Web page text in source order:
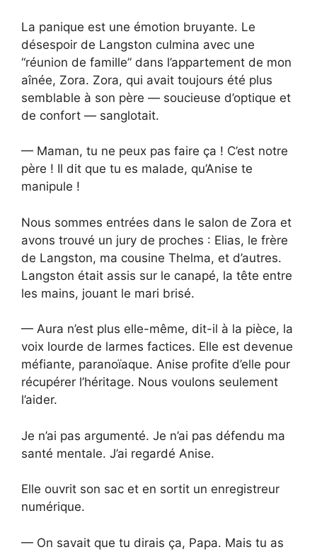
La panique est une émotion bruyante. Le
désespoir de Langston culmina avec une
“réunion de famille” dans l’appartement de mon
aînée, Zora. Zora, qui avait toujours été plus
semblable à son père — soucieuse d’optique et
de confort — sanglotait.
— Maman, tu ne peux pas faire ça ! C’est notre
père ! Il dit que tu es malade, qu’Anise te
manipule !
Nous sommes entrées dans le salon de Zora et
avons trouvé un jury de proches : Elias, le frère
de Langston, ma cousine Thelma, et d’autres.
Langston était assis sur le canapé, la tête entre
les mains, jouant le mari brisé.
— Aura n’est plus elle-même, dit-il à la pièce, la
voix lourde de larmes factices. Elle est devenue
méfiante, paranoïaque. Anise profite d’elle pour
récupérer l’héritage. Nous voulons seulement
l’aider.
Je n’ai pas argumenté. Je n’ai pas défendu ma
santé mentale. J’ai regardé Anise.
Elle ouvrit son sac et en sortit un enregistreur
numérique.
— On savait que tu dirais ça, Papa. Mais tu as